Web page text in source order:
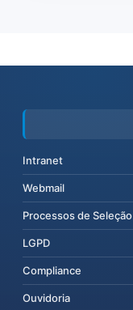
Intranet
Webmail
Processos de Seleção
LGPD
Compliance
Ouvidoria